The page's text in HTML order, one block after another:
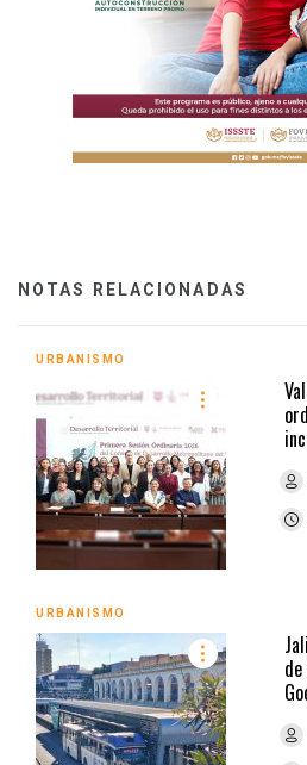
NOTAS RELACIONADAS
URBANISMO
URBANISMO